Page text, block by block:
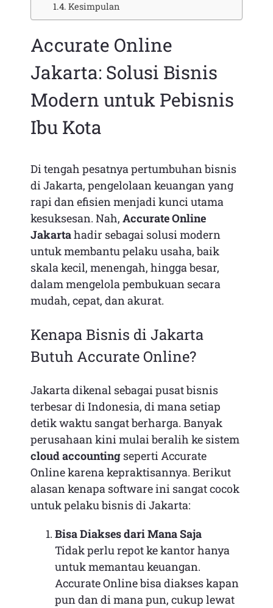
Kesimpulan
Accurate Online
Jakarta: Solusi Bisnis
Modern untuk Pebisnis
Ibu Kota
Di tengah pesatnya pertumbuhan bisnis
di Jakarta, pengelolaan keuangan yang
rapi dan efisien menjadi kunci utama
kesuksesan. Nah, Accurate Online
Jakartahadir sebagai solusi modern
untuk membantu pelaku usaha, baik
skala kecil, menengah, hingga besar,
dalam mengelola pembukuan secara
mudah, cepat, dan akurat.
Kenapa Bisnis di Jakarta
Butuh Accurate Online?
Jakarta dikenal sebagai pusat bisnis
terbesar di Indonesia, di mana setiap
detik waktu sangat berharga. Banyak
perusahaan kini mulai beralih ke sistem
cloud accountingseperti Accurate
Online karena kepraktisannya. Berikut
alasan kenapa software ini sangat cocok
untuk pelaku bisnis di Jakarta:
Bisa Diakses dari Mana Saja
Tidak perlu repot ke kantor hanya
untuk memantau keuangan.
Accurate Online bisa diakses kapan
pun dan di mana pun, cukup lewat